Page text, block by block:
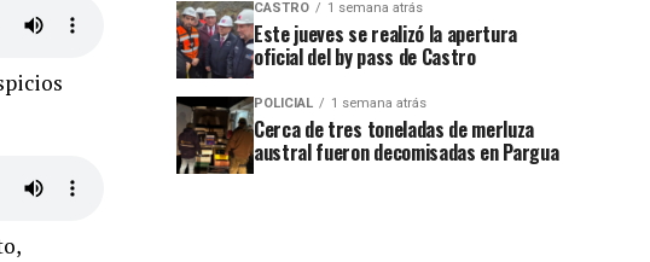
CASTRO 1 semana atrás
Este jueves se realizó la apertura
oficial del by pass de Castro
POLICIAL 1 semana atrás
Cerca de tres toneladas de merluza
austral fueron decomisadas en Pargua